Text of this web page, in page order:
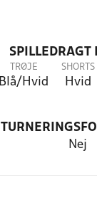
SPILLEDRAGT
TRØJE
Blå/Hvid
SHORTS
Hvid
Nej